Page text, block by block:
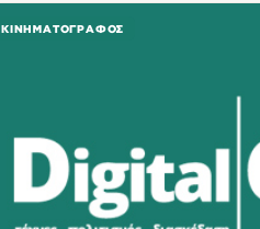
ΚΙΝΗΜΑΤΟΓΡΆΦΟΣ